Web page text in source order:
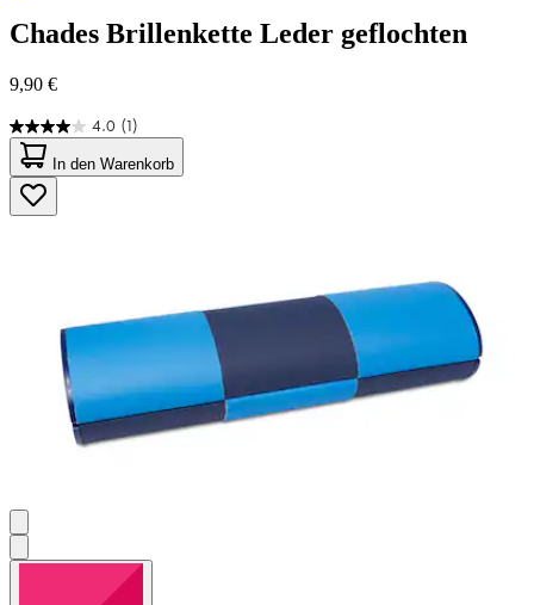
Chades Brillenkette Leder geflochten
9,90 €
4.0 (1)
4.0
von
5
Sternen.
1
In den Warenkorb